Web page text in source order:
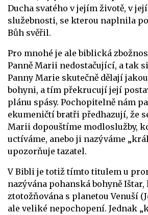
Ducha svatého v jejím životě, v
služebnosti, se kterou naplnila
Bůh svěřil.
Pro mnohé je ale biblická
Panně Marii nedostačující, a tak
Panny Marie skutečně dělají
bohyni, a tím překrucují její
plánu spásy. Pochopitelně nám
ekumeničtí bratři předhazují, že
Marii dopouštíme modloslužby,
uctíváme, anebo ji nazýváme
upozorňuje tazatel.
V Bibli je totiž tímto titulem u
nazývána pohanská bohyně Ištar,
ztotožňována s planetou Venuší
ale veliké nepochopení. Jednak